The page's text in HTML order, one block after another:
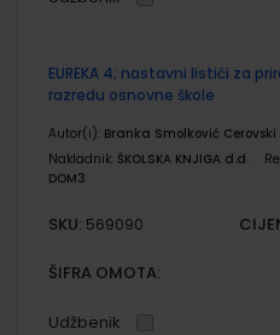
EUREKA 4; nastavni listići za
razredu osnovne škole
Autor(i): Branka Smolković Cerovski
Nakladnik: ŠKOLSKA KNJIGA d.d.
DOM3
SKU: 569090
ŠIFRA OMOTA:
Udžbenik